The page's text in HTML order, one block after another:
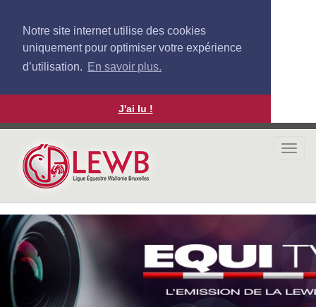
Notre site internet utilise des cookies
uniquement pour optimiser votre expérience
d’utilisation. En savoir plus.
J'ai lu !
Aller
contenu
principal